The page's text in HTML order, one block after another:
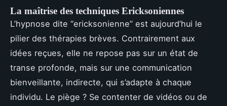
La maîtrise des techniques Ericksoniennes
L’hypnose dite “ericksonienne” est aujourd’hui le
pilier des thérapies brèves. Contrairement aux
idées reçues, elle ne repose pas sur un état de
transe profonde, mais sur une communication
bienveillante, indirecte, qui s’adapte à chaque
individu. Le piège ? Se contenter de vidéos ou de